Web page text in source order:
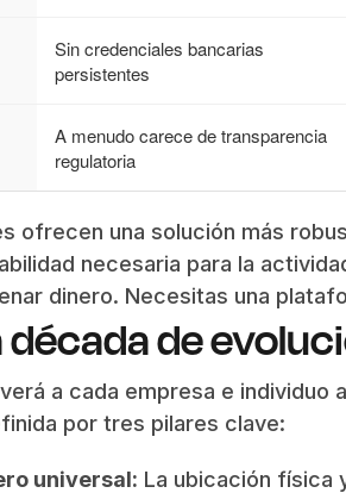
Sin credenciales bancarias
persistentes
A menudo carece de transparencia
regulatoria
ofrecen una solución más
necesaria para la
dinero. Necesitas una
década de
a cada empresa e individuo
por tres pilares clave:
universal: La ubicación física